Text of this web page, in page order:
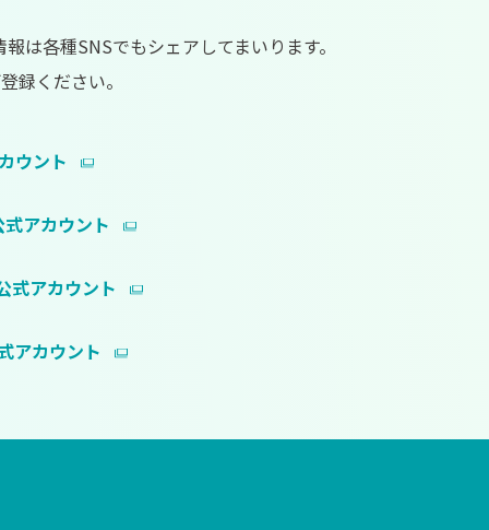
は各種SNSでもシェアしてまいります。
録ください。
ウント
アカウント
アカウント
アカウント